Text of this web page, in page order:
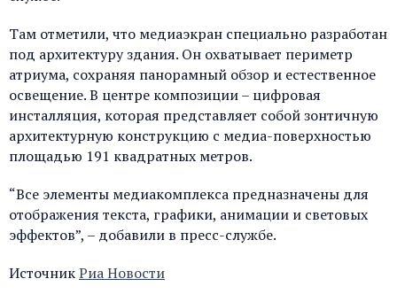
Там отметили, что медиаэкран специально разработан
под архитектуру здания. Он охватывает периметр
атриума, сохраняя панорамный обзор и естественное
освещение. В центре композиции – цифровая
инсталляция, которая представляет собой зонтичную
архитектурную конструкцию с медиа-поверхностью
площадью 191 квадратных метров.
“Все элементы медиакомплекса предназначены для
отображения текста, графики, анимации и световых
эффектов”, – добавили в пресс-службе.
ИсточникРиа Новости